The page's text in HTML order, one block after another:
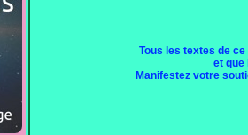
Tous les textes de
et
Manifestez votre